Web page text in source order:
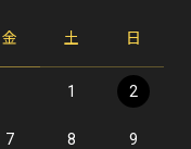
金 土 日
1 2
7 8 9